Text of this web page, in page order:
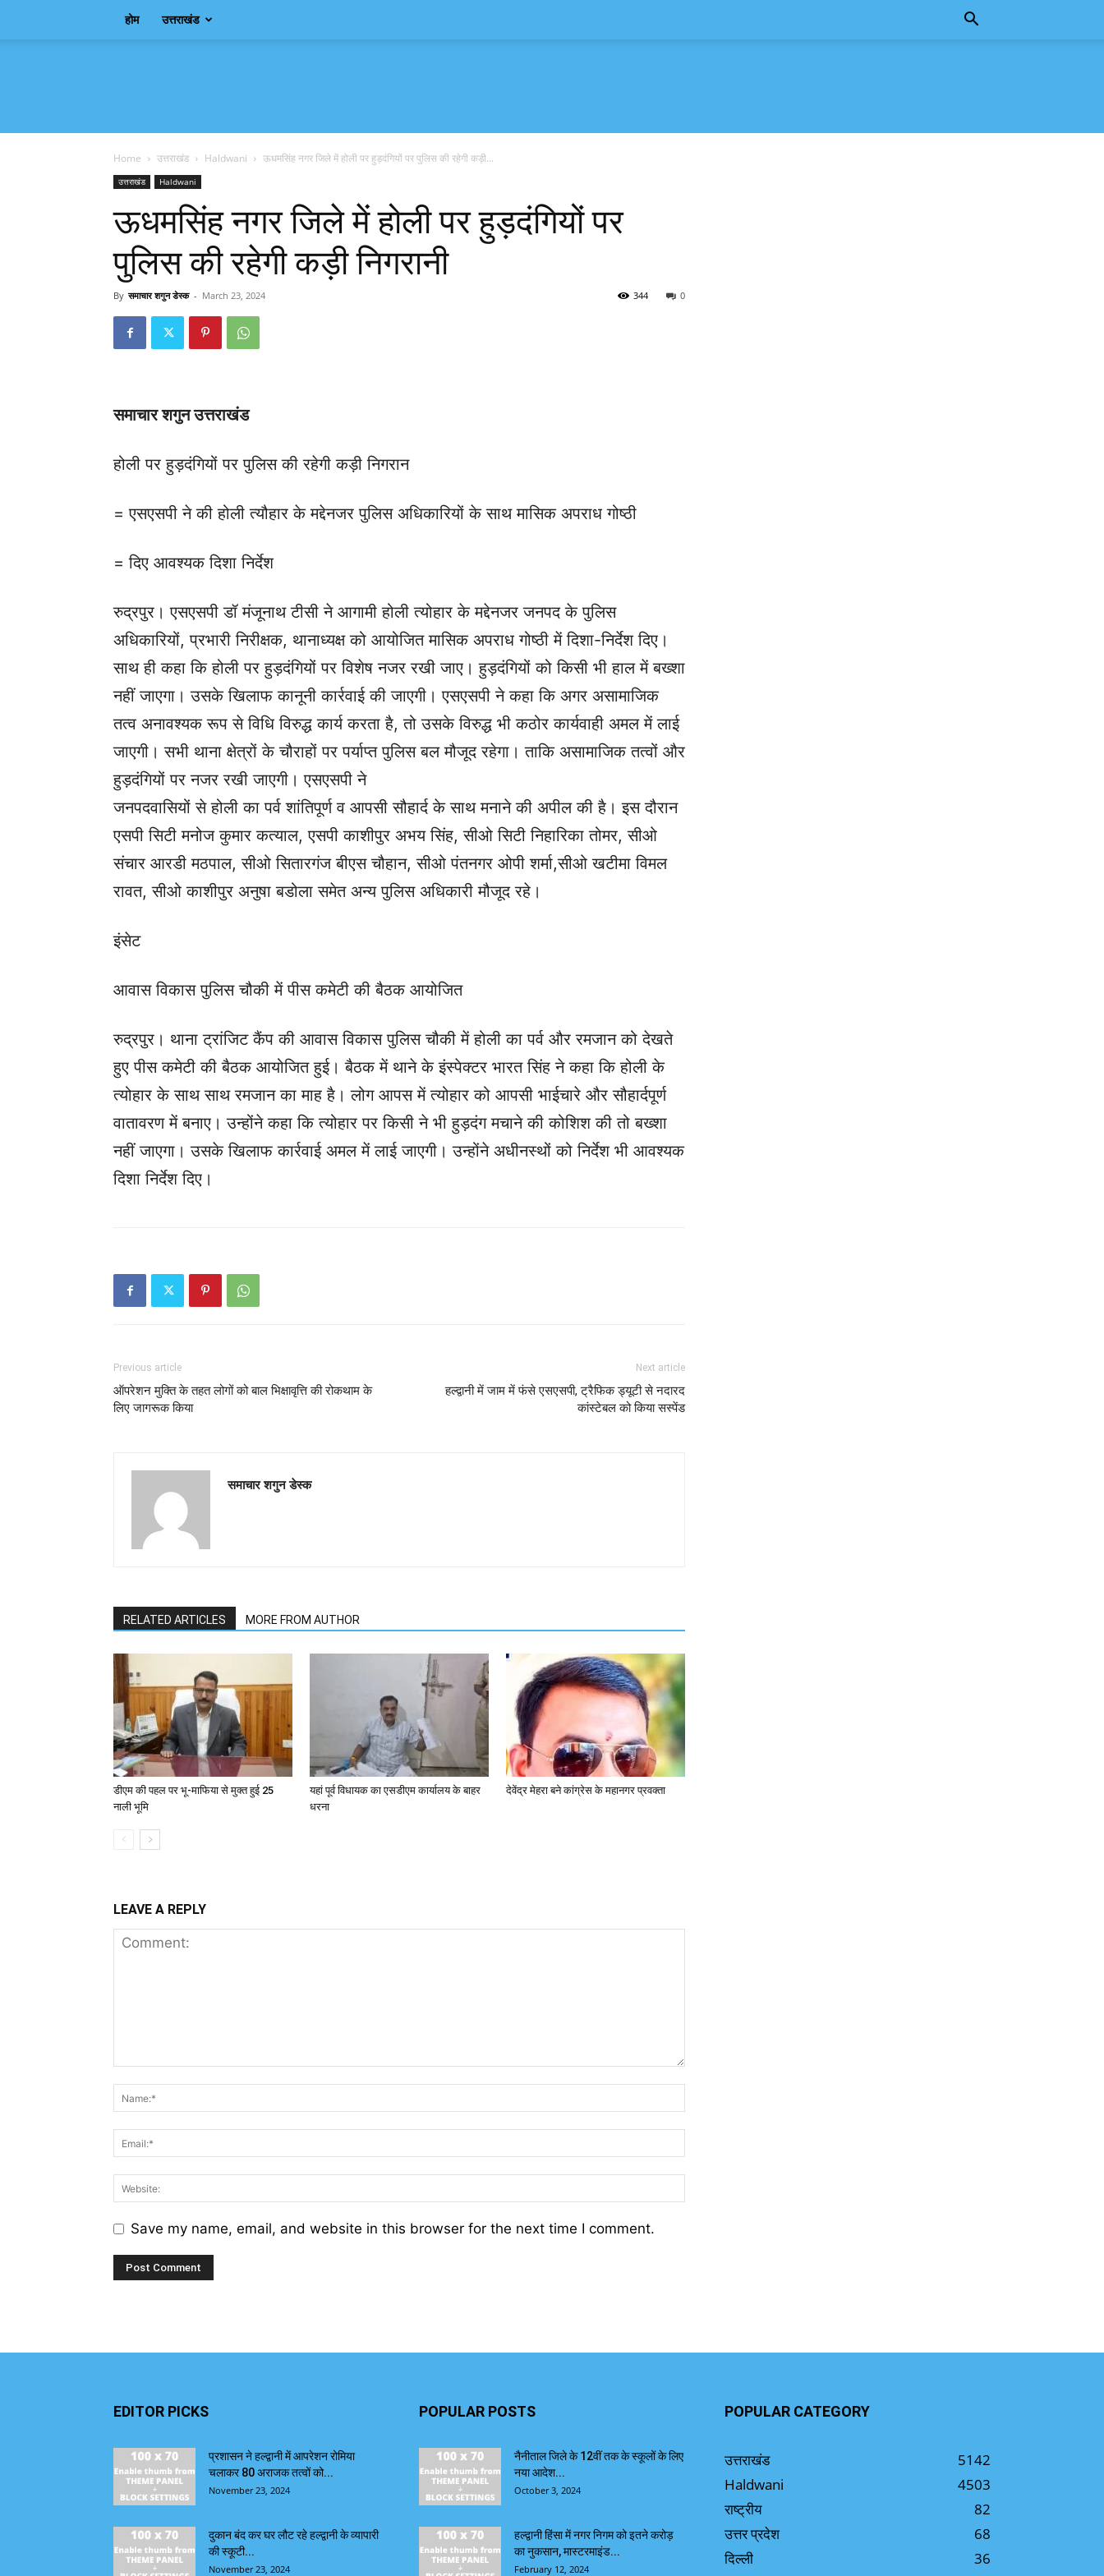
होम उत्तराखंड
Home उत्तराखंड Haldwani ऊधमसिंह नगर जिले में होली पर हुड़दंगियों पर पुलिस की रहेगी कड़ी...
उत्तराखंड Haldwani
ऊधमसिंह नगर जिले में होली पर हुड़दंगियों पर
पुलिस की रहेगी कड़ी निगरानी
By समाचार शगुन डेस्क - March 23, 2024 0
344
समाचार शगुन उत्तराखंड
होली पर हुड़दंगियों पर पुलिस की रहेगी कड़ी निगरान
= एसएसपी ने की होली त्यौहार के मद्देनजर पुलिस अधिकारियों के साथ मासिक अपराध गोष्ठी
= दिए आवश्यक दिशा निर्देश
रुद्रपुर। एसएसपी डॉ मंजूनाथ टीसी ने आगामी होली त्योहार के मद्देनजर जनपद के पुलिस
अधिकारियों, प्रभारी निरीक्षक, थानाध्यक्ष को आयोजित मासिक अपराध गोष्ठी में दिशा-निर्देश दिए।
साथ ही कहा कि होली पर हुड़दंगियों पर विशेष नजर रखी जाए। हुड़दंगियों को किसी भी हाल में बख्शा
नहीं जाएगा। उसके खिलाफ कानूनी कार्रवाई की जाएगी। एसएसपी ने कहा कि अगर असामाजिक
तत्व अनावश्यक रूप से विधि विरुद्ध कार्य करता है, तो उसके विरुद्ध भी कठोर कार्यवाही अमल में लाई
जाएगी। सभी थाना क्षेत्रों के चौराहों पर पर्याप्त पुलिस बल मौजूद रहेगा। ताकि असामाजिक तत्वों और
हुड़दंगियों पर नजर रखी जाएगी। एसएसपी ने
जनपदवासियों से होली का पर्व शांतिपूर्ण व आपसी सौहार्द के साथ मनाने की अपील की है। इस दौरान
एसपी सिटी मनोज कुमार कत्याल, एसपी काशीपुर अभय सिंह, सीओ सिटी निहारिका तोमर, सीओ
संचार आरडी मठपाल, सीओ सितारगंज बीएस चौहान, सीओ पंतनगर ओपी शर्मा,सीओ खटीमा विमल
रावत, सीओ काशीपुर अनुषा बडोला समेत अन्य पुलिस अधिकारी मौजूद रहे।
इंसेट
आवास विकास पुलिस चौकी में पीस कमेटी की बैठक आयोजित
रुद्रपुर। थाना ट्रांजिट कैंप की आवास विकास पुलिस चौकी में होली का पर्व और रमजान को देखते
हुए पीस कमेटी की बैठक आयोजित हुई। बैठक में थाने के इंस्पेक्टर भारत सिंह ने कहा कि होली के
त्योहार के साथ साथ रमजान का माह है। लोग आपस में त्योहार को आपसी भाईचारे और सौहार्दपूर्ण
वातावरण में बनाए। उन्होंने कहा कि त्योहार पर किसी ने भी हुड़दंग मचाने की कोशिश की तो बख्शा
नहीं जाएगा। उसके खिलाफ कार्रवाई अमल में लाई जाएगी। उन्होंने अधीनस्थों को निर्देश भी आवश्यक
दिशा निर्देश दिए।
Previous article
ऑपरेशन मुक्ति के तहत लोगों को बाल भिक्षावृत्ति की रोकथाम के
लिए जागरूक किया
Next article
हल्द्वानी में जाम में फंसे एसएसपी, ट्रैफिक ड्यूटी से नदारद
कांस्टेबल को किया सस्पेंड
समाचार शगुन डेस्क
RELATED ARTICLES MORE FROM AUTHOR
डीएम की पहल पर भू-माफिया से मुक्त हुई 25
नाली भूमि
यहां पूर्व विधायक का एसडीएम कार्यालय के बाहर
धरना
देवेंद्र मेहरा बने कांग्रेस के महानगर प्रवक्ता
LEAVE A REPLY
Save my name, email, and website in this browser for the next time I comment.
EDITOR PICKS
प्रशासन ने हल्द्वानी में आपरेशन रोमिया
चलाकर 80 अराजक तत्वों को...
November 23, 2024
दुकान बंद कर घर लौट रहे हल्द्वानी के व्यापारी
की स्कूटी...
November 23, 2024
POPULAR POSTS
नैनीताल जिले के 12वीं तक के स्कूलों के लिए
नया आदेश...
October 3, 2024
हल्द्वानी हिंसा में नगर निगम को इतने करोड़
का नुकसान, मास्टरमाइंड...
February 12, 2024
POPULAR CATEGORY
उत्तराखंड
5142
Haldwani
4503
राष्ट्रीय
82
उत्तर प्रदेश
68
दिल्ली
36